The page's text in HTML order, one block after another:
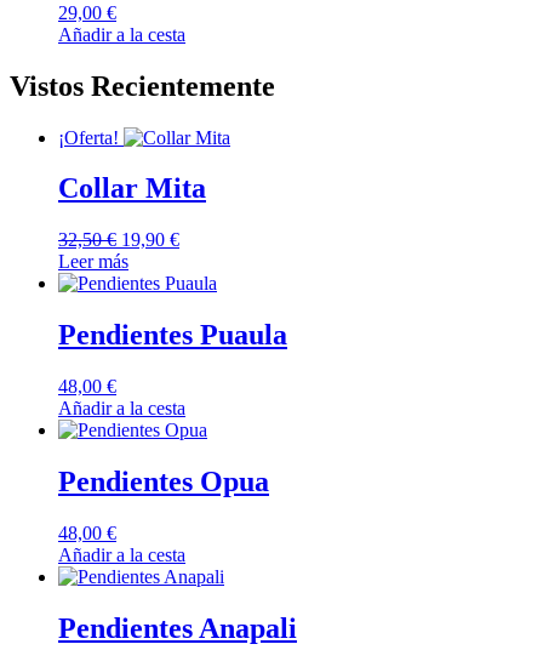
29,00 €
Añadir a la cesta
Vistos Recientemente
¡Oferta!
Collar Mita
32,50€ El
precio
original
32,50 €.
19,90 €El
actual
19,90 €.
Leer más
Pendientes Puaula
48,00 €
Añadir a la cesta
Pendientes Opua
48,00 €
Añadir a la cesta
Pendientes Anapali